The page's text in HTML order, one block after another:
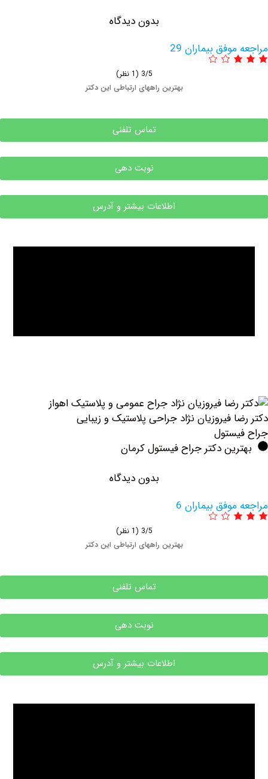
بدون دیدگاه
بیماران 29
بهترین راههای ارتباطی این دکتر
تماس تلفنی
نوبت دهی
اطلاعات بیشتر و آدرس
فیروزیان نژاد جراحی پلاستیک و زیبایی
دکتر جراح فیستول کرمان
بدون دیدگاه
بیماران 6
بهترین راههای ارتباطی این دکتر
تماس تلفنی
نوبت دهی
اطلاعات بیشتر و آدرس